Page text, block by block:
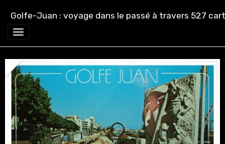
Golfe-Juan : voyage dans le passé à travers 527